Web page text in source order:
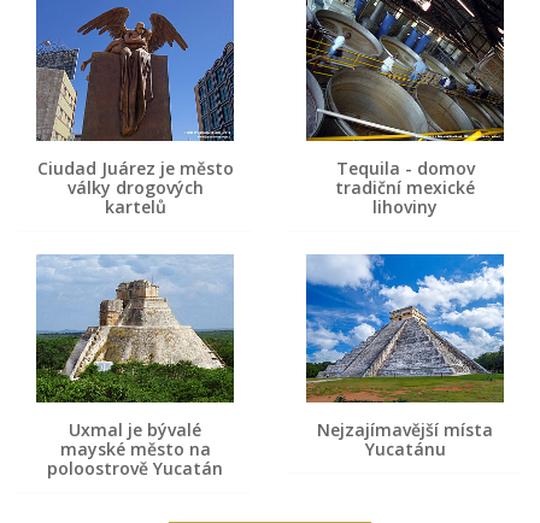
Ciudad Juárez je město
války drogových
kartelů
Tequila - domov
tradiční mexické
lihoviny
Uxmal je bývalé
mayské město na
poloostrově Yucatán
Nejzajímavější místa
Yucatánu